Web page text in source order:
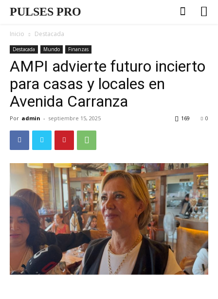
PULSES PRO
Inicio Destacada
Destacada Mundo Finanzas
AMPI advierte futuro incierto
para casas y locales en
Avenida Carranza
Por admin - septiembre 15, 2025 0
169